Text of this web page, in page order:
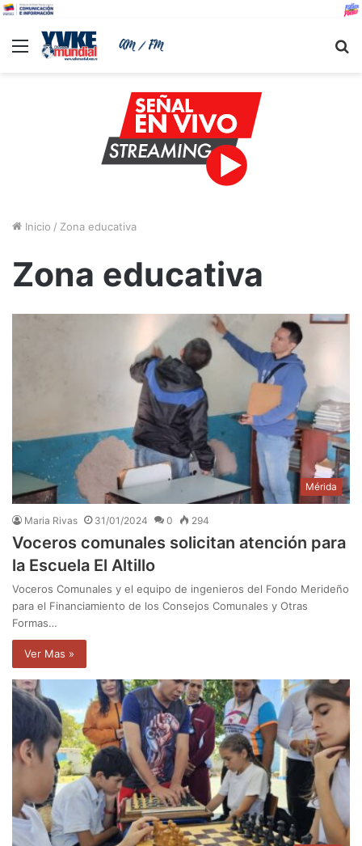
Menu
Inicio / Zona educativa
Zona educativa
Mérida
Maria Rivas 31/01/2024 0 294
Voceros comunales solicitan atención para
la Escuela El Altillo
Voceros Comunales y el equipo de ingenieros del Fondo Merideño
para el Financiamiento de los Consejos Comunales y Otras
Formas…
Ver Mas »